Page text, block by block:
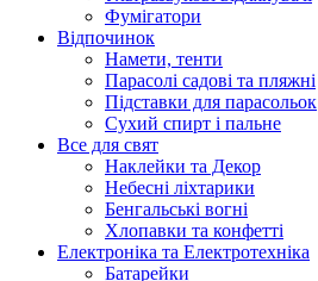
Фумігатори
Відпочинок
Намети, тенти
Парасолі садові та пляжні
Підставки для парасольок
Сухий спирт і пальне
Все для свят
Наклейки та Декор
Небесні ліхтарики
Бенгальські вогні
Хлопавки та конфетті
Електроніка та Електротехніка
Батарейки